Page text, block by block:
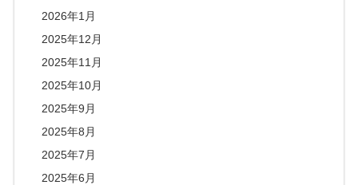
2026年1月
2025年12月
2025年11月
2025年10月
2025年9月
2025年8月
2025年7月
2025年6月